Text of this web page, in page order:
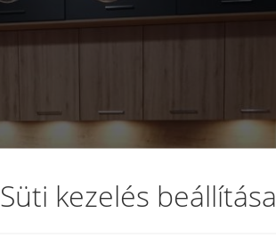
Süti kezelés beállítása